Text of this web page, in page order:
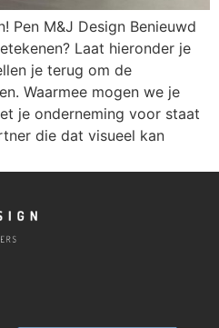
Pen M&J Design Benieuwd
Laat hieronder je
je terug om de
Waarmee mogen we je
je onderneming voor staat
die dat visueel kan